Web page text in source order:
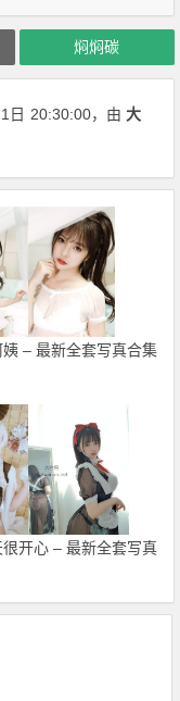
焖焖碳
日 20:30:00，由大
– 最新全套写真合集
很开心 – 最新全套写真